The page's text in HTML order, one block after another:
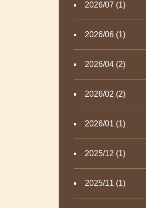
2026/07 (1)
2026/06 (1)
2026/04 (2)
2026/02 (2)
2026/01 (1)
2025/12 (1)
2025/11 (1)